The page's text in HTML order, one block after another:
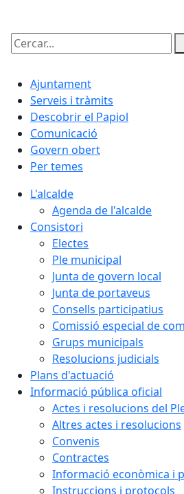
Cercar:
Ajuntament
Serveis i tràmits
Descobrir el Papiol
Comunicació
Govern obert
Per temes
L'alcalde
Agenda de l'alcalde
Consistori
Electes
Ple municipal
Junta de govern local
Junta de portaveus
Consells participatius
Comissió especial de
Grups municipals
Resolucions judicials
Plans d'actuació
Informació pública oficial
Actes i resolucions del
Altres actes i resolucions
Convenis
Contractes
Informació econòmica i
Instruccions i protocols